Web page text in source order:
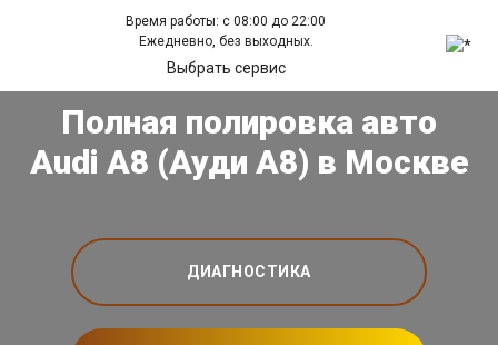
Время работы: с 08:00 до 22:00
Ежедневно, без выходных.
Выбрать сервис
Полная полировка авто
Audi A8 (Ауди А8) в Москве
ДИАГНОСТИКА